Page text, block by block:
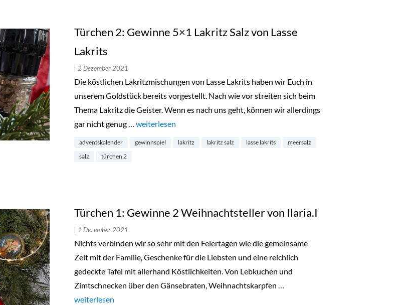
Türchen 2: Gewinne 5×1 Lakritz Salz von Lasse
Lakrits
| 2 Dezember 2021
Die köstlichen Lakritzmischungen von Lasse Lakrits haben wir Euch in
unserem Goldstück bereits vorgestellt. Nach wie vor streiten sich beim
Thema Lakritz die Geister. Wenn es nach uns geht, können wir allerdings
gar nicht genug … „Türchen 2: Gewinne 5×1 Lakritz Salz von Lasse Lakrits“
weiterlesen
adventskalender gewinnspiel lakritz lakritz salz lasse lakrits
meersalz
salz
türchen 2
Türchen 1: Gewinne 2 Weihnachtsteller von Ilaria.I
| 1 Dezember 2021
Nichts verbinden wir so sehr mit den Feiertagen wie die gemeinsame
Zeit mit der Familie, Geschenke für die Liebsten und eine reichlich
gedeckte Tafel mit allerhand Köstlichkeiten. Von Lebkuchen und
Zimtschnecken über den Gänsebraten, Weihnachtskarpfen …
„Türchen 1: Gewinne 2 Weihnachtsteller von Ilaria.I“
weiterlesen